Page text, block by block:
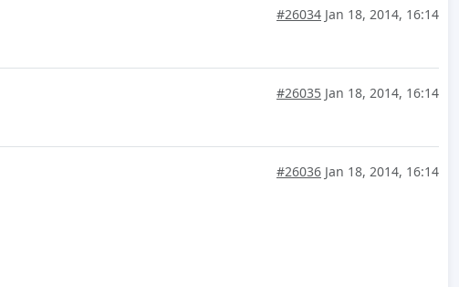
#26034 Jan 18, 2014, 16:14
#26035 Jan 18, 2014, 16:14
#26036 Jan 18, 2014, 16:14